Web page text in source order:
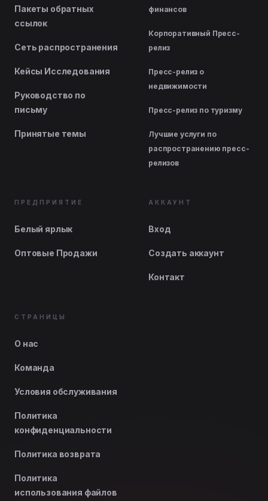
Пакеты обратных
ссылок
Сеть распространения
Кейсы Исследования
Руководство по
письму
Принятые темы
финансов
Корпоративный Пресс-
релиз
Пресс-релиз о
недвижимости
Пресс-релиз по туризму
Лучшие услуги по
распространению пресс-
релизов
ПРЕДПРИЯТИЕ
Белый ярлык
Оптовые Продажи
АККАУНТ
Вход
Создать аккаунт
Контакт
СТРАНИЦЫ
О нас
Команда
Условия обслуживания
Политика
конфиденциальности
Политика возврата
Политика
использования файлов